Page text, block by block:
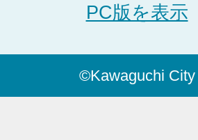
PC版を表示
©Kawaguchi City